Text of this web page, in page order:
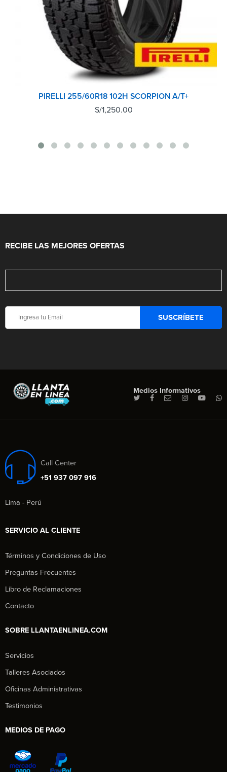
PIRELLI 255/60R18 102H SCORPION A/T+
S/1,250.00
RECIBE LAS MEJORES OFERTAS
Medios Informativos
Call Center
+51 937 097 916
Lima - Perú
SERVICIO AL CLIENTE
Términos y Condiciones de Uso
Preguntas Frecuentes
Libro de Reclamaciones
Contacto
SOBRE LLANTAENLINEA.COM
Servicios
Talleres Asociados
Oficinas Administrativas
Testimonios
MEDIOS DE PAGO